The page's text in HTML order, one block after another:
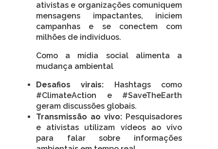
ativistas e organizações comuniquem
mensagens impactantes, iniciem
campanhas e se conectem com
milhões de indivíduos.
Como a mídia social alimenta a
mudança ambiental
Desafios virais: Hashtags como
#ClimateAction e #SaveTheEarth
geram discussões globais.
Transmissão ao vivo: Pesquisadores
e ativistas utilizam vídeos ao vivo
para falar sobre informações